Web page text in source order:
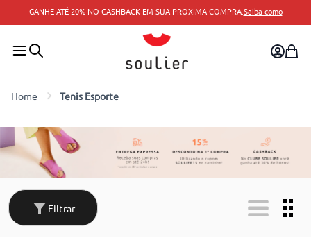
GANHE ATÉ 20% NO CASHBACK EM SUA PROXIMA COMPRA.Saiba como
Tenis Esporte
Filtrar